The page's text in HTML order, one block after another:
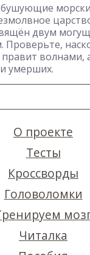
бушующие
двум
Проверьте,
волнами,
умерших.
О проекте
Тесты
Кроссворды
Головоломки
Читалка